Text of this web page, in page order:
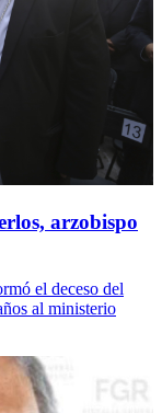
arzobispo
el deceso del
al ministerio